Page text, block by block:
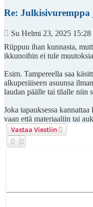
Re:
Viesti
Su Helmi 23, 2025 15:28
Riippuu ihan kunnasta,
ikkunoihin ei tule
Esim. Tampereella saa
alkuperäiseen asuunsa
laudan päälle tai tilalle niin
Joka tapauksessa
vaan että materiaaliin tai
Vastaa Viestiin